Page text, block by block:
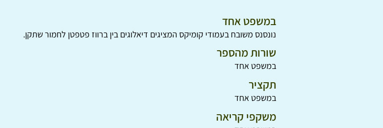
נונסנס משובח בעמודי קומיקס המציגים דיאלוגים בין ברווז פטפטן לחמור שתקן.
במשפט אחד
במשפט אחד
שורות מהספר
במשפט אחד
תקציר
משקפי קריאה